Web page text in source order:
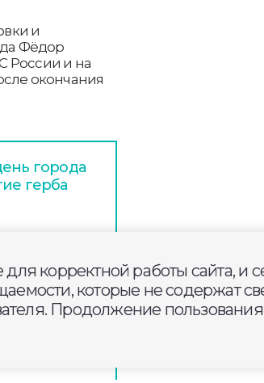
и
Фёдор
России и на
окончания
города
герба
корректной работы сайта, и
которые не содержат
Продолжение пользования